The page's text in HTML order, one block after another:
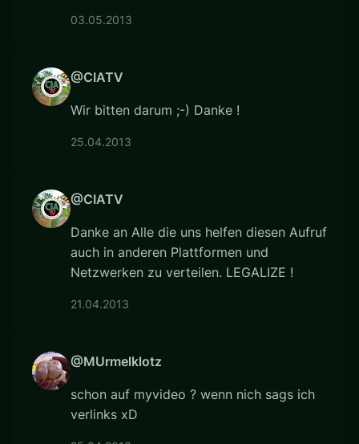
03.05.2013
@CIATV
Wir bitten darum ;-) Danke !
25.04.2013
@CIATV
Danke an Alle die uns helfen diesen Aufruf
auch in anderen Plattformen und
Netzwerken zu verteilen. LEGALIZE !
21.04.2013
@MUrmelklotz
schon auf myvideo ? wenn nich sags ich
verlinks xD